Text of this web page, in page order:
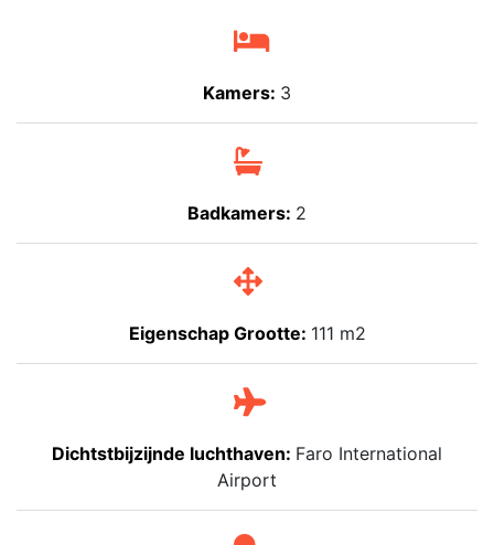
Kamers: 3
Badkamers: 2
Eigenschap Grootte: 111 m2
Dichtstbijzijnde luchthaven: Faro International
Airport